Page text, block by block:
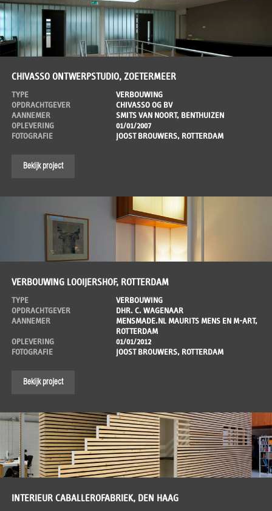
CHIVASSO ONTWERPSTUDIO, ZOETERMEER
TYPE
VERBOUWING
OPDRACHTGEVER
CHIVASSO OG BV
AANNEMER
SMITS VAN NOORT, BENTHUIZEN
OPLEVERING
01/01/2007
FOTOGRAFIE
JOOST BROUWERS, ROTTERDAM
Bekijk project
VERBOUWING LOOIJERSHOF, ROTTERDAM
TYPE
VERBOUWING
OPDRACHTGEVER
DHR. C. WAGENAAR
AANNEMER
MENSMADE.NL MAURITS MENS EN M-ART,
ROTTERDAM
OPLEVERING
01/01/2012
FOTOGRAFIE
JOOST BROUWERS, ROTTERDAM
Bekijk project
INTERIEUR CABALLEROFABRIEK, DEN HAAG